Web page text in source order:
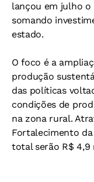
lançou em julho o
somando
estado.
O foco é a
produção
das políticas
condições de
na zona rural.
Fortalecimento
total serão R$